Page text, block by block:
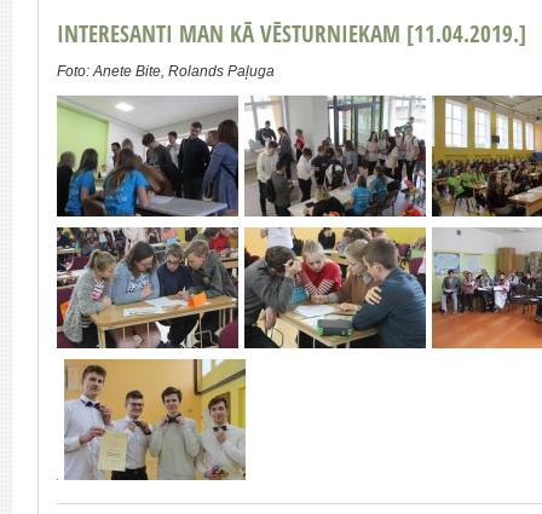
INTERESANTI MAN KĀ VĒSTURNIEKAM [11.04.2019.]
Foto: Anete Bite, Rolands Paļuga